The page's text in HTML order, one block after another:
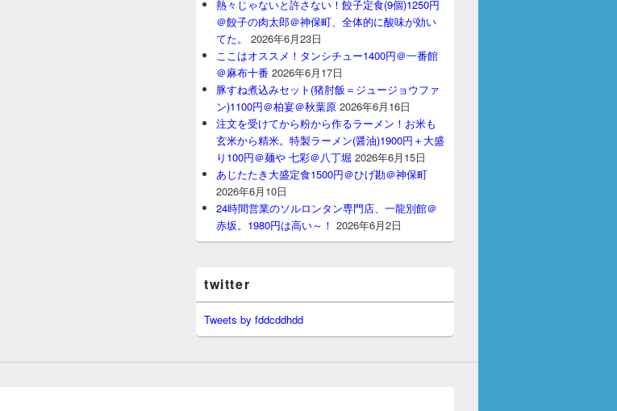
熱々じゃないと許さない！餃子定食(9個)1250円
＠餃子の肉太郎＠神保町、全体的に酸味が効い
てた。
2026年6月23日
ここはオススメ！タンシチュー1400円＠一番館
＠麻布十番 2026年6月17日
豚すね煮込みセット(猪肘飯＝ジュージョウファ
ン)1100円＠柏宴＠秋葉原 2026年6月16日
注文を受けてから粉から作るラーメン！お米も
玄米から精米。特製ラーメン(醤油)1900円＋大盛
り100円＠麺や 七彩＠八丁堀 2026年6月15日
あじたたき大盛定食1500円＠ひげ勘＠神保町
2026年6月10日
24時間営業のソルロンタン専門店、一龍別館＠
赤坂。1980円は高い～！ 2026年6月2日
twitter
Tweets by fddcddhdd